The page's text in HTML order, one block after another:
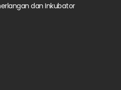
dan Inkubator